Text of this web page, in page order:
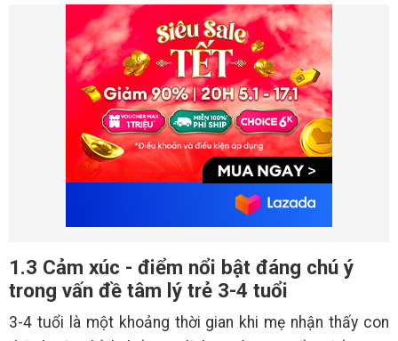
1.3 Cảm xúc - điểm nổi bật đáng chú ý
trong vấn đề tâm lý trẻ 3-4 tuổi
3-4 tuổi là một khoảng thời gian khi mẹ nhận thấy con